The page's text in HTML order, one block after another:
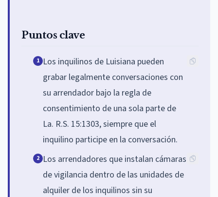
Puntos clave
1 Los inquilinos de Luisiana pueden
grabar legalmente conversaciones con
su arrendador bajo la regla de
consentimiento de una sola parte de
La. R.S. 15:1303, siempre que el
inquilino participe en la conversación.
2 Los arrendadores que instalan cámaras
de vigilancia dentro de las unidades de
alquiler de los inquilinos sin su